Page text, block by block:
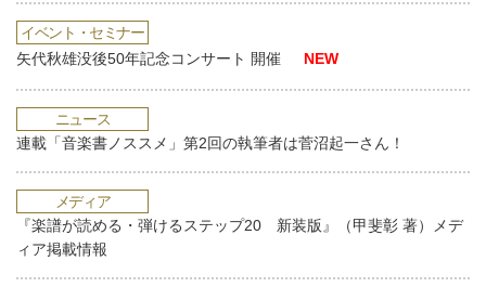
イベント・セミナー
矢代秋雄没後50年記念コンサート 開催
NEW
ニュース
連載「音楽書ノススメ」第2回の執筆者は菅沼起一さん！
メディア
『楽譜が読める・弾けるステップ20 新装版』（甲斐彰 著）メデ
ィア掲載情報